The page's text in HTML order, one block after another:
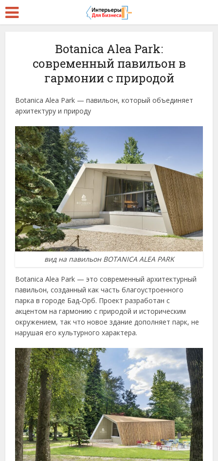
Botanica Alea Park:
современный павильон в
гармонии с природой
Botanica Alea Park — павильон, который объединяет
архитектуру и природу
вид на павильон BOTANICA ALEA PARK
Botanica Alea Park — это современный архитектурный
павильон, созданный как часть благоустроенного
парка в городе Бад‑Орб. Проект разработан с
акцентом на гармонию с природой и историческим
окружением, так что новое здание дополняет парк, не
нарушая его культурного характера.